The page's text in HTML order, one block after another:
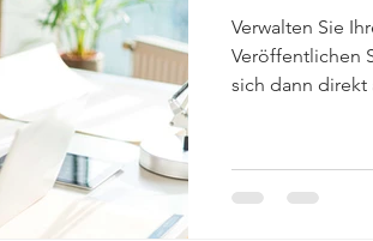
Verwalten Sie
Veröffentlichen
sich dann direkt